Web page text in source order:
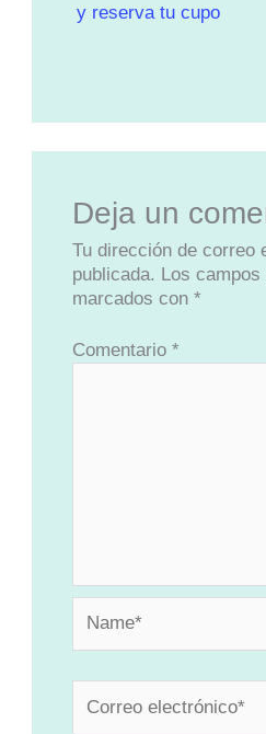
y reserva tu cupo
Deja un
Tu dirección de correo
publicada. Los
marcados con *
Comentario *
electrónico*